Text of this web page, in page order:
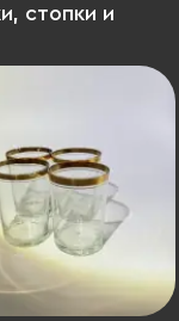
стопки и